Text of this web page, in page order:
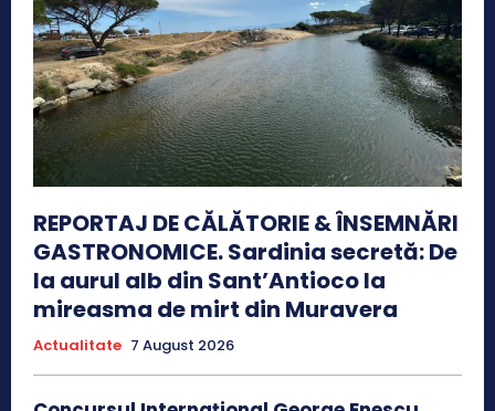
REPORTAJ DE CĂLĂTORIE & ÎNSEMNĂRI
GASTRONOMICE. Sardinia secretă: De
la aurul alb din Sant’Antioco la
mireasma de mirt din Muravera
Actualitate 7 August 2026